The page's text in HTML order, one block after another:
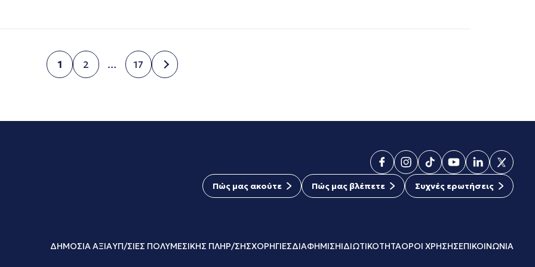
Σελίδα
1
Σελίδα
2
…
Σελίδα
17
Πώς μας ακούτε Πώς μας βλέπετε Συχνές ερωτήσεις
ΔΗΜΟΣΙΑ ΑΞΙΑΥΠ/ΣΙΕΣ ΠΟΛΥΜΕΣΙΚΗΣ ΠΛΗΡ/ΣΗΣΧΟΡΗΓΙΕΣΔΙΑΦΗΜΙΣΗΙΔΙΩΤΙΚΟΤΗΤΑΟΡΟΙ ΧΡΗΣΗΣΕΠΙΚΟΙΝΩΝΙΑ